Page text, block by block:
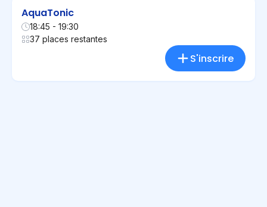
AquaTonic
18:45 - 19:30
37 places restantes
S'inscrire